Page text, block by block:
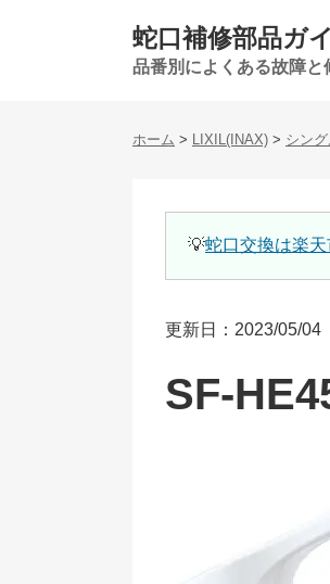
蛇口補修部品ガ
品番別によくある故障と
ホーム > LIXIL(INAX) > シン
💡蛇口交換は楽
更新日：2023/05/04
SF-